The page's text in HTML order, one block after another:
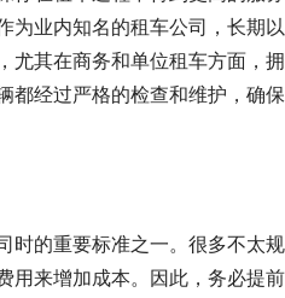
为业内知名的租车公司，长期以
尤其在商务和单位租车方面，拥
都经过严格的检查和维护，确保
时的重要标准之一。很多不太规
用来增加成本。因此，务必提前